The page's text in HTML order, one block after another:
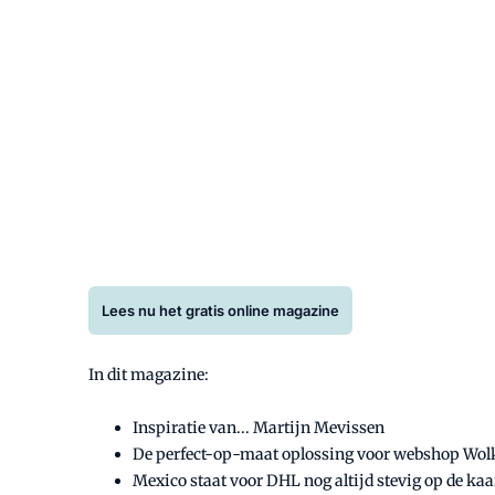
Lees nu het gratis online magazine
In dit magazine:
Inspiratie van... Martijn Mevissen
De perfect-op-maat oplossing voor webshop
Mexico staat voor DHL nog altijd stevig op de